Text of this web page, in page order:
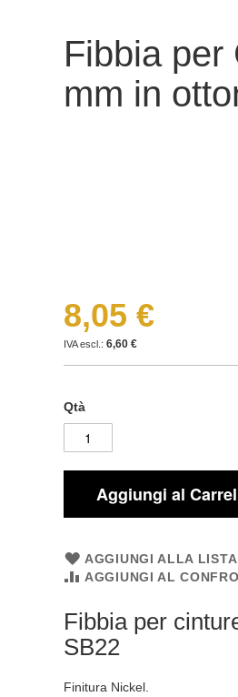
Fibbia per
mm in
8,05 €
6,60 €
Qtà
Aggiungi al
AGGIUNGI ALLA
AGGIUNGI AL
Fibbia per
SB22
Finitura Nickel.